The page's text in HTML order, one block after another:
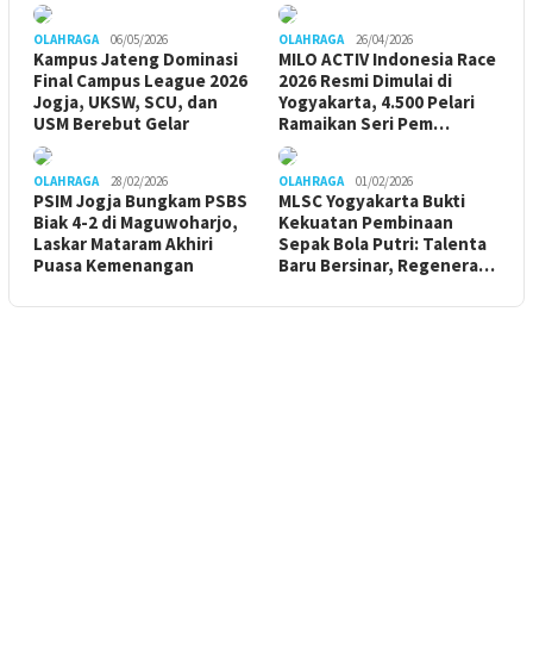
OLAHRAGA 06/05/2026
Kampus Jateng Dominasi
Final Campus League 2026
Jogja, UKSW, SCU, dan
USM Berebut Gelar
OLAHRAGA 26/04/2026
MILO ACTIV Indonesia Race
2026 Resmi Dimulai di
Yogyakarta, 4.500 Pelari
Ramaikan Seri Pem…
OLAHRAGA 28/02/2026
PSIM Jogja Bungkam PSBS
Biak 4-2 di Maguwoharjo,
Laskar Mataram Akhiri
Puasa Kemenangan
OLAHRAGA 01/02/2026
MLSC Yogyakarta Bukti
Kekuatan Pembinaan
Sepak Bola Putri: Talenta
Baru Bersinar, Regenera…